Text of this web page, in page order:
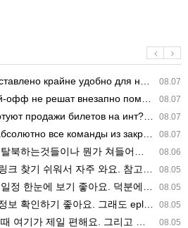
08.07
крайне удобно для нашего часово…
08.07
решат внезапно поменять. https:/…
08.07
продажи билетов на инт? https://g…
08.07
все команды из закрытых квали…
08.06
오는 낌새를 미리 알아차리기 위함이지 저걸 전쟁준비라고 하…
08.05
. 참고로 무료스포츠중계 정보 확인할 때 출처 꼭 체크해요.…
08.05
요. 덕분에 epl중계 볼 때 공식 중계 채널 먼저 찾아봐요. …
08.05
래도 epl중계 볼 때 공식 중계 채널 먼저 찾아봐요. 북마크…
08.05
고 무료스포츠중계 정보 확인할 때 출처 꼭 체크해요. 앞…